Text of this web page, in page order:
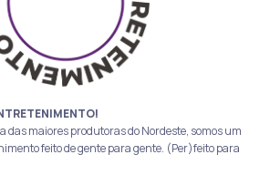
das maiores produtoras do Nordeste, somos um
feito de gente para gente. (Per)feito para